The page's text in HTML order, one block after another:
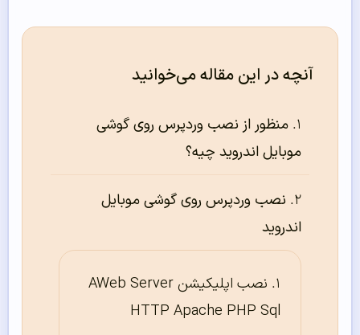
آنچه در این مقاله می‌خوانید
منظور از نصب وردپرس روی گوشی
موبایل اندروید چیه؟
نصب وردپرس روی گوشی موبایل
اندروید
نصب اپلیکیشن AWeb Server
HTTP Apache PHP Sql